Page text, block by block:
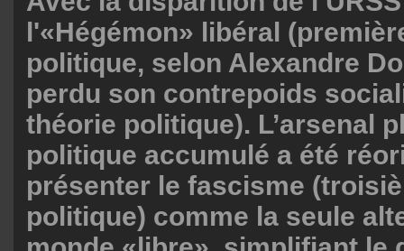
l'«Hégémon» libéral
politique, selon Alexandre
perdu son contrepoids
théorie politique). L’arsenal
politique accumulé a été
présenter le fascisme
politique) comme la seule